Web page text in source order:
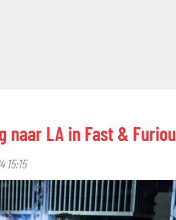
naar LA in Fast &
15:15